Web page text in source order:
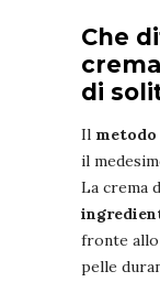
Che
di
Il
il
La crema
fronte
pelle